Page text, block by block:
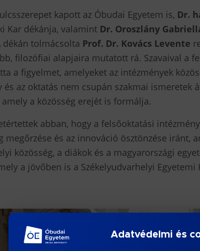
kapott az Óbudai Egyetem is, Dr.
Kar dékánja, valamint Dr. Oroszlány
dékán tolmácsolta Prof. Dr. Kovács Levente
filozófiai alapjaira mutatott rá. Szavaival a
a figyelmet, amelyeket az intézmények
és az oktatás nem csupán szakmai ismeretek
a közösség erejét is formálja.
abban, hogy a felsőoktatási
megőrzése és az innováció ösztönzése iránt,
közösség, a diákok és a magyarországi
a jövőben is a Székelyudvarhelyi
Adatvédelmi és